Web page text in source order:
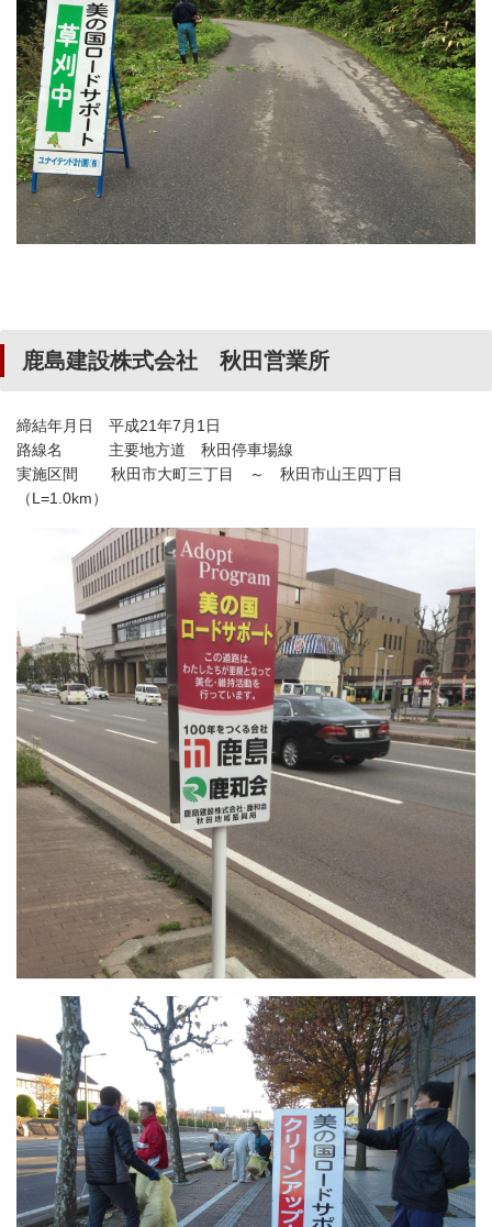
鹿島建設株式会社 秋田営業所
締結年月日 平成21年7月1日
路線名 主要地方道 秋田停車場線
実施区間 秋田市大町三丁目 ～ 秋田市山王四丁目
（L=1.0km）